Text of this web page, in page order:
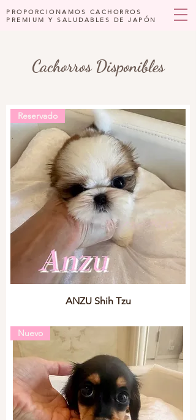
PROPORCIONAMOS CACHORROS
PREMIUM Y SALUDABLES DE JAPÓN
Cachorros Disponibles
Reservado
ANZU Shih Tzu
Nuevo